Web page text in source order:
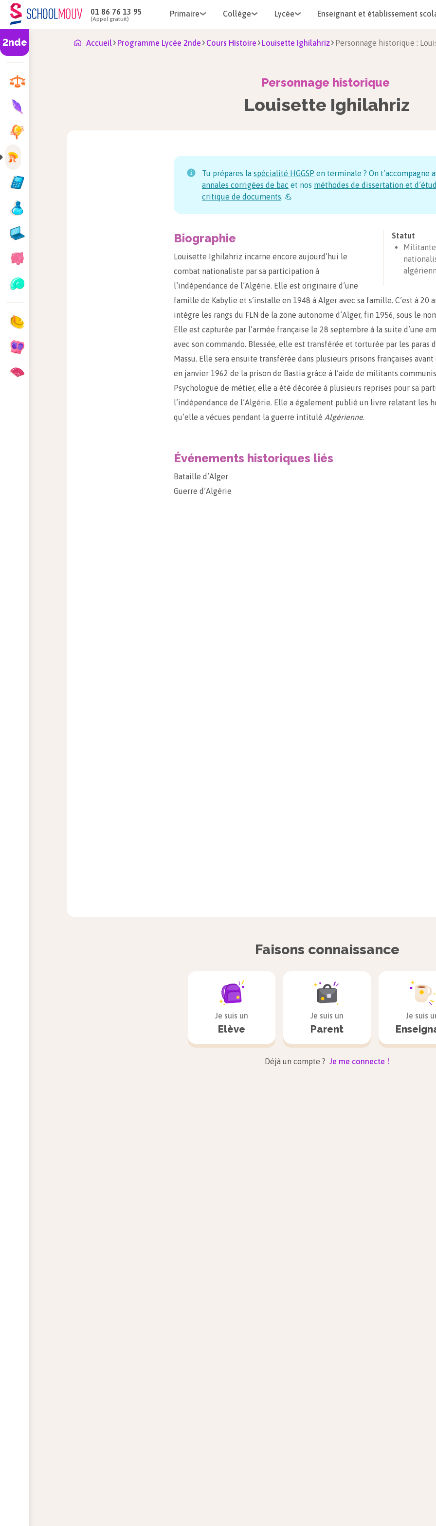
01 86 76 13 95
(Appel gratuit)
Primaire Collège Lycée Enseignant et établissement
2nde Accueil Programme Lycée 2nde Cours Histoire Louisette Ighilahriz Personnage historique :
Personnage historique
Louisette Ighilahriz
Tu prépares la spécialité HGGSP en terminale ? On t’accompagne
annales corrigées de bac et nos méthodes de dissertation et
critique de documents. 💪
Statut
Militante
Biographie
Louisette Ighilahriz incarne encore aujourd’hui le
combat nationaliste par sa participation à
l’indépendance de l’Algérie. Elle est originaire d’une
famille de Kabylie et s’installe en 1948 à Alger avec sa famille. C’est à 20
intègre les rangs du FLN de la zone autonome d’Alger, fin 1956, sous le
Elle est capturée par l’armée française le 28 septembre à la suite d’une
avec son commando. Blessée, elle est transférée et torturée par les paras
Massu. Elle sera ensuite transférée dans plusieurs prisons françaises avant
en janvier 1962 de la prison de Bastia grâce à l’aide de militants
Psychologue de métier, elle a été décorée à plusieurs reprises pour sa
l’indépendance de l’Algérie. Elle a également publié un livre relatant les
qu’elle a vécues pendant la guerre intitulé Algérienne.
Événements historiques liés
Bataille d’Alger
Guerre d’Algérie
Faisons connaissance
Je suis un
Elève
Je suis un
Parent
Je suis
Déjà un compte ? Je me connecte !